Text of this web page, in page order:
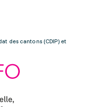
des cantons (CDIP) et